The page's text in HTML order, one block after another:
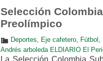
Selección
Preolímpico
Deportes, Eje cafetero, Fútbol ,
Andrés arboleda ELDIARIO El
La Selección Colombia